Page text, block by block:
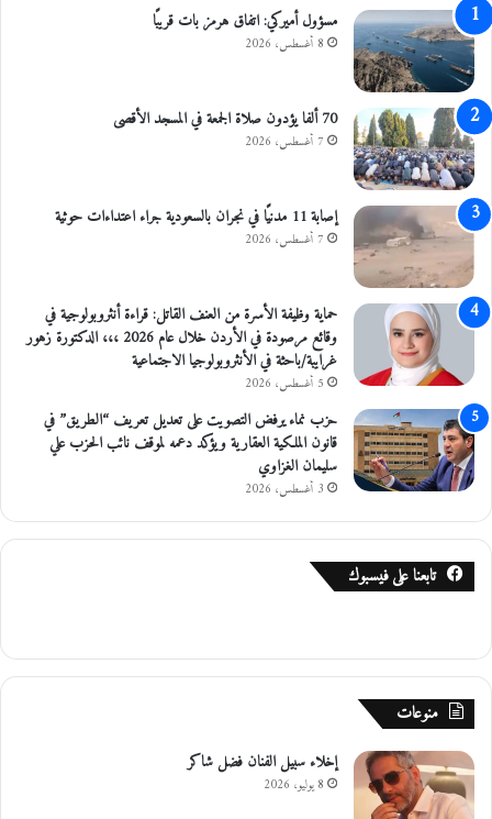
ي
ن
ف
ي
ب
ل
د
ة
ا
ل
ل
ي
ل
ع
ك
ا
ر
ش
م
ل
ن
مسؤول أميركي: اتفاق هرمز بات قريبًا
8 أغسطس، 2026
70 ألفا يؤدون صلاة الجمعة في المسجد الأقصى
7 أغسطس، 2026
إصابة 11 مدنيًا في نجران بالسعودية جراء اعتداءات حوثية
7 أغسطس، 2026
حماية وظيفة الأسرة من العنف القاتل: قراءة أنثروبولوجية في
وقائع مرصودة في الأردن خلال عام 2026 ،،، الدكتورة زهور
غرايبة/باحثة في الأنثروبولوجيا الاجتماعية
5 أغسطس، 2026
حزب نماء يرفض التصويت على تعديل تعريف “الطريق” في
قانون الملكية العقارية ويؤكد دعمه لموقف نائب الحزب علي
سليمان الغزاوي
3 أغسطس، 2026
تابعنا على فيسبوك
منوعات
إخلاء سبيل الفنان فضل شاكر
8 يوليو، 2026